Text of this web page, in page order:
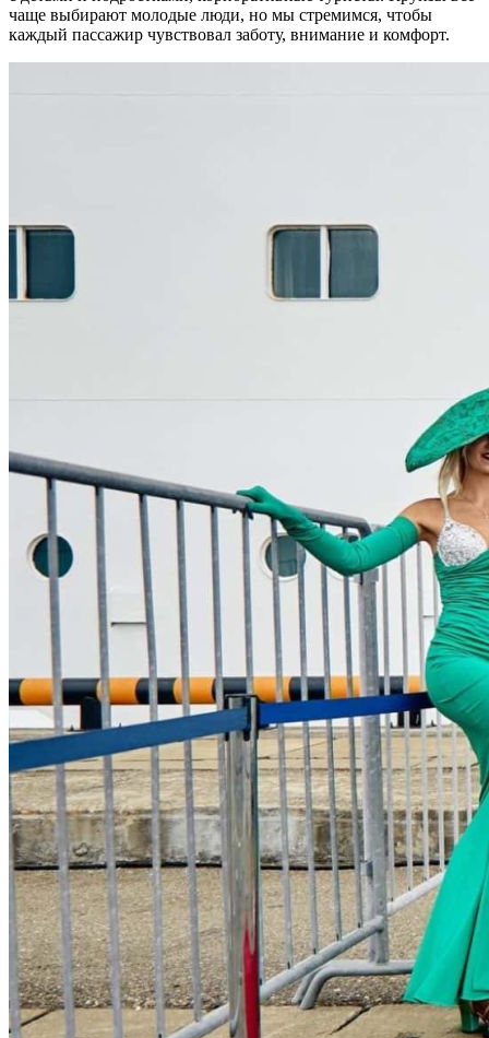
чаще выбирают молодые люди, но мы стремимся, чтобы
каждый пассажир чувствовал заботу, внимание и комфорт.